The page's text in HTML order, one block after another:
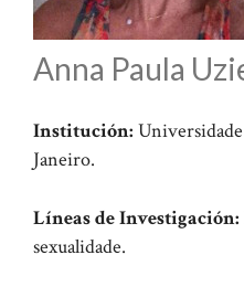
Anna Paula
Institución:
Janeiro.
Líneas de Investigación:
sexualidade.